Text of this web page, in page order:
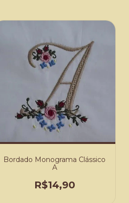
Bordado Monograma Clássico
A
R$14,90